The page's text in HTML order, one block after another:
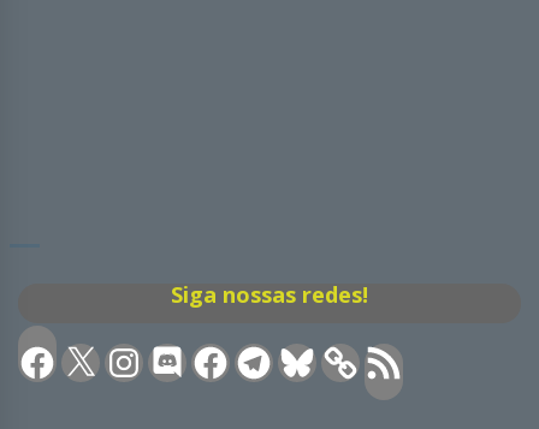
Siga nossas redes!
Facebook
X Instagram
DiscordFacebookTelegramBluesky Feed
RSS